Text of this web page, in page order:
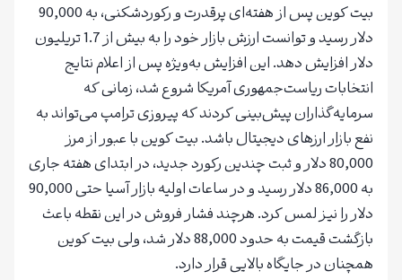
بیت کوین پس از هفته‌ای پرقدرت و رکوردشکنی، به 90,000
دلار رسید و توانست ارزش بازار خود را به بیش از 1.7 تریلیون
دلار افزایش دهد. این افزایش به‌ویژه پس از اعلام نتایج
انتخابات ریاست‌جمهوری آمریکا شروع شد، زمانی که
سرمایه‌گذاران پیش‌بینی کردند که پیروزی ترامپ می‌تواند به
نفع بازار ارزهای دیجیتال باشد. بیت کوین با عبور از مرز
80,000 دلار و ثبت چندین رکورد جدید، در ابتدای هفته جاری
به 86,000 دلار رسید و در ساعات اولیه بازار آسیا حتی 90,000
دلار را نیز لمس کرد. هرچند فشار فروش در این نقطه باعث
بازگشت قیمت به حدود 88,000 دلار شد، ولی بیت کوین
همچنان در جایگاه بالایی قرار دارد.